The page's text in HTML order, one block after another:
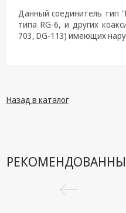
Данный соединитель тип
типа RG-6, и других
703, DG-113) имеющих
Назад в каталог